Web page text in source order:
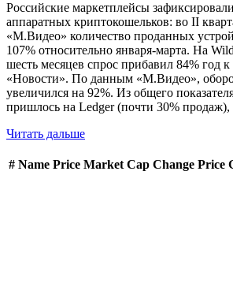
Российские маркетплейсы
аппаратных криптокошельков: во II
«М.Видео» количество проданных
107% относительно января-марта. На
шесть месяцев спрос прибавил 84% год
«Новости». По данным «М.Видео»,
увеличился на 92%. Из общего
пришлось на Ledger (почти 30%
Читать дальше
# Name Price Market Cap Change Price